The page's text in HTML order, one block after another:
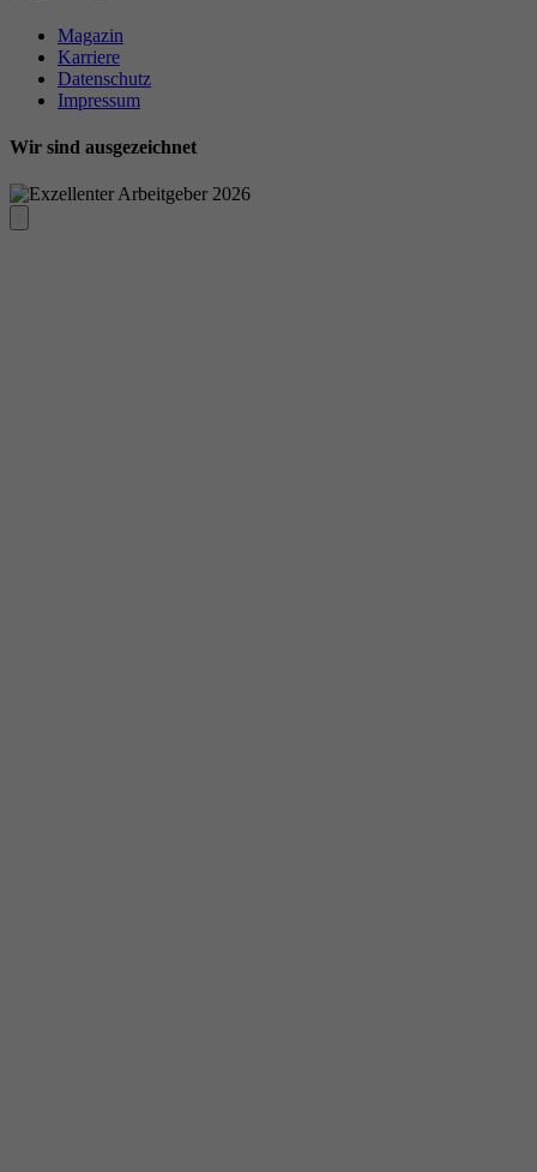
Magazin
Karriere
Datenschutz
Impressum
Wir sind ausgezeichnet